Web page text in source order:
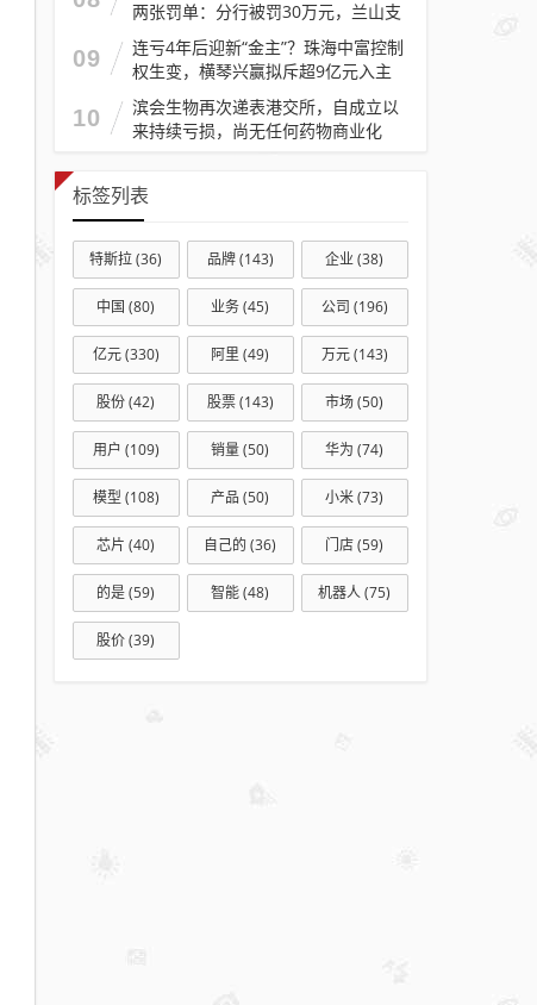
两张罚单：分行被罚30万元，兰山支
行被罚30万元
09
连亏4年后迎新“金主”？珠海中富控制
权生变，横琴兴赢拟斥超9亿元入主
10
滨会生物再次递表港交所，自成立以
来持续亏损，尚无任何药物商业化
标签列表
特斯拉(36) 品牌(143) 企业(38)
中国 (80) 业务(45) 公司 (196)
亿元(330) 阿里 (49) 万元(143)
股份(42) 股票(143) 市场(50)
用户 (109) 销量(50) 华为 (74)
模型 (108) 产品 (50) 小米(73)
芯片 (40) 自己的 (36) 门店(59)
的是(59) 智能(48) 机器人(75)
股价(39)